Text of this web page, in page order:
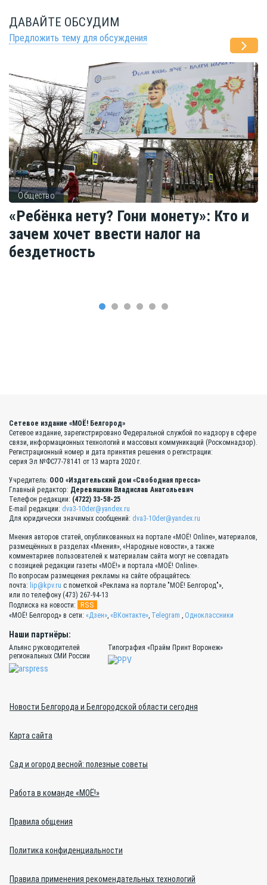
ДАВАЙТЕ ОБСУДИМ
Предложить тему для обсуждения
Общество
«Ребёнка нету? Гони монету»: Кто и
зачем хочет ввести налог на
бездетность
Сетевое издание «МОЁ! Белгород»
Сетевое издание, зарегистрировано Федеральной службой по надзору в сфере
связи, информационных технологий и массовых коммуникаций (Роскомнадзор).
Регистрационный номер и дата принятия решения о регистрации:
серия Эл №ФС77-78141 от 13 марта 2020 г.
Учредитель: ООО «Издательский дом «Свободная пресса»
Главный редактор: Деревяшкин Владислав Анатольевич
Телефон редакции: (4722) 33-58-25
E-mail редакции: dva3-10der@yandex.ru
Для юридически значимых сообщений: dva3-10der@yandex.ru
Мнения авторов статей, опубликованных на портале «МОЁ! Online», материалов,
размещённых в разделах «Мнения», «Народные новости», а также
комментариев пользователей к материалам сайта могут не совпадать
с позицией редакции газеты «МОЁ!» и портала «МОЁ! Online».
По вопросам размещения рекламы на сайте обращайтесь:
почта: lip@kpv.ru с пометкой «Реклама на портале "МОЁ! Белгород"»,
или по телефону (473) 267-94-13
Подписка на новости:
RSS
«МОЁ! Белгород» в сети: «Дзен», «ВКонтакте», Telegram , Одноклассники
Наши партнёры:
Альянс руководителей
региональных СМИ России
Типография «Прайм Принт Воронеж»
Новости Белгорода и Белгородской области сегодня
Карта сайта
Сад и огород весной: полезные советы
Работа в команде «МОЁ!»
Правила общения
Политика конфиденциальности
Правила применения рекомендательных технологий